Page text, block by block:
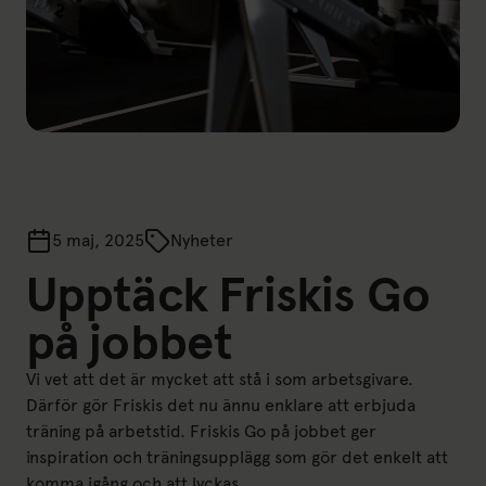
5 maj, 2025 Nyheter
Upptäck Friskis Go
på jobbet
Vi vet att det är mycket att stå i som arbetsgivare.
Därför gör Friskis det nu ännu enklare att erbjuda
träning på arbetstid. Friskis Go på jobbet ger
inspiration och träningsupplägg som gör det enkelt att